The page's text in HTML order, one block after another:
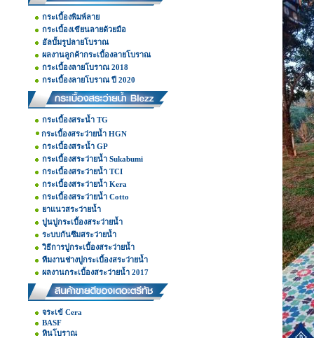
กระเบื้องพิมพ์ลาย
กระเบื้องเขียนลายด้วยมือ
อัลบั้มรูปลายโบราณ
ผลงานลูกค้ากระเบื้องลายโบราณ
กระเบื้องลายโบราณ 2018
กระเบื้องลายโบราณ ปี 2020
กระเบื้องสระน้ำ TG
กระเบื้องสระว่ายน้ำ HGN
กระเบื้องสระน้ำ GP
กระเบื้องสระว่ายน้ำ Sukabumi
กระเบื้องสระว่ายน้ำ TCI
กระเบื้องสระว่ายน้ำ Kera
กระเบื้องสระว่ายน้ำ Cotto
ยาแนวสระว่ายน้ำ
ปูนปูกระเบื้องสระว่ายน้ำ
ระบบกันซึมสระว่ายน้ำ
วิธีการปูกระเบื้องสระว่ายน้ำ
ทีมงานช่างปูกระเบื้องสระว่ายน้ำ
ผลงานกระเบื้องสระว่ายน้ำ 2017
จระเข้ Cera
BASF
หินโบราณ